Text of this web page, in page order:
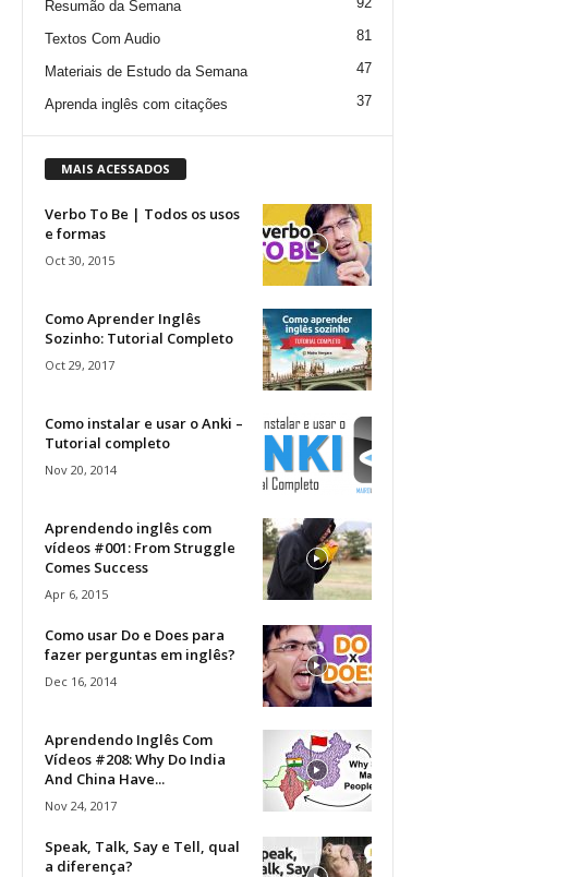
Resumão da Semana
Textos Com Audio 81
Materiais de Estudo da Semana 47
Aprenda inglês com citações 37
MAIS ACESSADOS
Verbo To Be | Todos os usos
e formas
Oct 30, 2015
Como Aprender Inglês
Sozinho: Tutorial Completo
Oct 29, 2017
Como instalar e usar o Anki –
Tutorial completo
Nov 20, 2014
Aprendendo inglês com
vídeos #001: From Struggle
Comes Success
Apr 6, 2015
Como usar Do e Does para
fazer perguntas em inglês?
Dec 16, 2014
Aprendendo Inglês Com
Vídeos #208: Why Do India
And China Have...
Nov 24, 2017
Speak, Talk, Say e Tell, qual
a diferença?